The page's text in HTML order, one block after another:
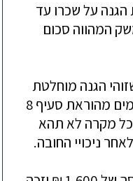
הגנה על שכרו עד
המהווה סכום
הגנה מוחלטת
ובכך הם שוגים שכן הם מתעלמים מהוראת סעיף 8
מקרה לא תהא